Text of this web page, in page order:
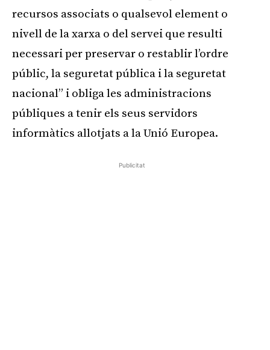
recursos associats o qualsevol element o
nivell de la xarxa o del servei que resulti
necessari per preservar o restablir l’ordre
públic, la seguretat pública i la seguretat
nacional” i obliga les administracions
públiques a tenir els seus servidors
informàtics allotjats a la Unió Europea.
Publicitat